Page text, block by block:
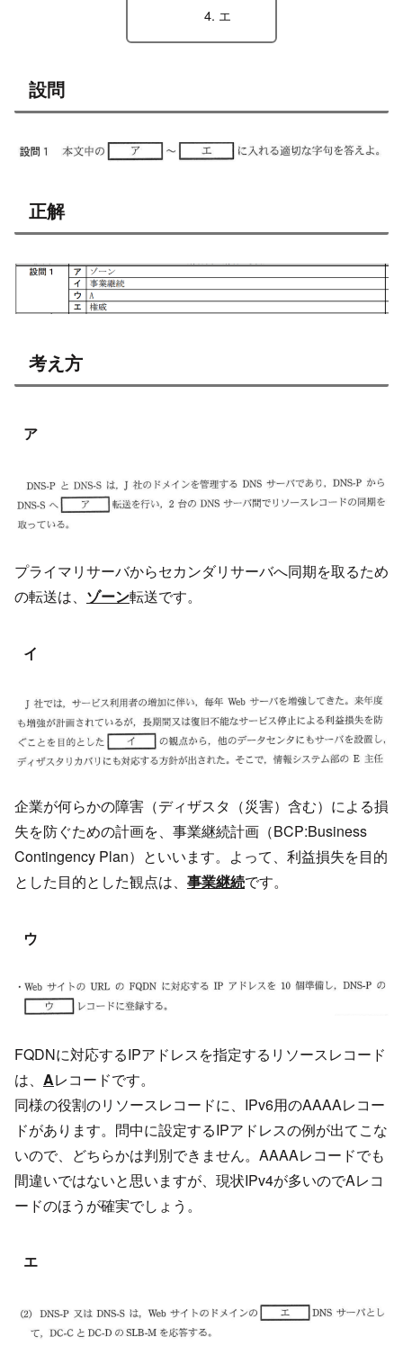
エ
設問
正解
考え方
ア
プライマリサーバからセカンダリサーバへ同期を取るため
の転送は、 ゾーン転送です。
イ
企業が何らかの障害（ディザスタ（災害）含む）による損
失を防ぐための計画を、事業継続計画（BCP:Business
Contingency Plan）といいます。よって、利益損失を目的
とした目的とした観点は、 事業継続です。
ウ
FQDNに対応するIPアドレスを指定するリソースレコード
は、 Aレコードです。
同様の役割のリソースレコードに、IPv6用のAAAAレコー
ドがあります。問中に設定するIPアドレスの例が出てこな
いので、どちらかは判別できません。AAAAレコードでも
間違いではないと思いますが、現状IPv4が多いのでAレコ
ードのほうが確実でしょう。
エ